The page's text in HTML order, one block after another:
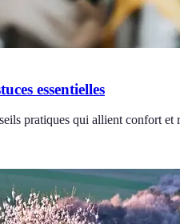
essentielles
pratiques qui allient confort